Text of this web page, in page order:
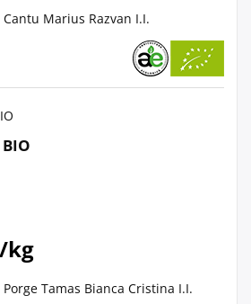
Cantu Marius Razvan I.I.
kg
Porge Tamas Bianca Cristina I.I.